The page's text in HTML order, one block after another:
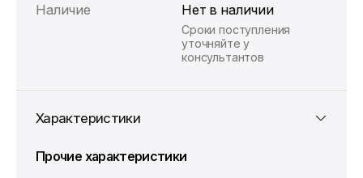
Наличие Нет в наличии
Сроки поступления
уточняйте у
консультантов
Характеристики
Прочие характеристики